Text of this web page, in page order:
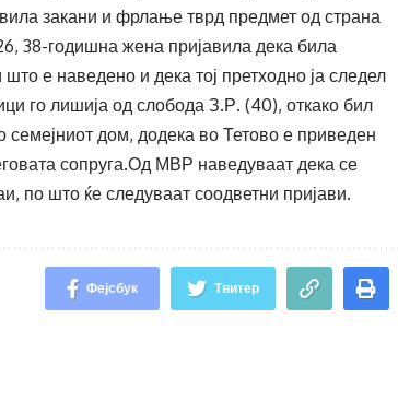
закани и фрлање тврд предмет од страна
38-годишна жена пријавила дека била
е наведено и дека тој претходно ја следел
го лишија од слобода З.Р. (40), откако бил
семејниот дом, додека во Тетово е приведен
сопруга.Од МВР наведуваат дека се
по што ќе следуваат соодветни пријави.
Фејсбук Твитер